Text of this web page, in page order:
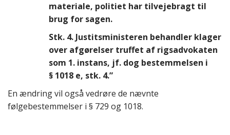
materiale, politiet har tilvejebragt til
brug for sagen.
Stk. 4. Justitsministeren behandler klager
over afgørelser truffet af rigsadvokaten
som 1. instans, jf. dog bestemmelsen i
§ 1018 e, stk. 4.”
En ændring vil også vedrøre de nævnte
følgebestemmelser i § 729 og 1018.